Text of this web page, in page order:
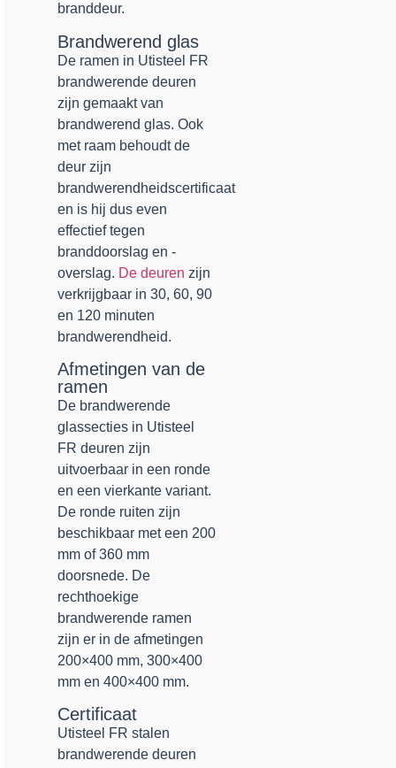
branddeur.
Brandwerend glas
De ramen in Utisteel FR
brandwerende deuren
zijn gemaakt van
brandwerend glas. Ook
met raam behoudt de
deur zijn
brandwerendheidscertificaat
en is hij dus even
effectief tegen
branddoorslag en -
overslag. De deuren zijn
verkrijgbaar in 30, 60, 90
en 120 minuten
brandwerendheid.
Afmetingen van de
ramen
De brandwerende
glassecties in Utisteel
FR deuren zijn
uitvoerbaar in een ronde
en een vierkante variant.
De ronde ruiten zijn
beschikbaar met een 200
mm of 360 mm
doorsnede. De
rechthoekige
brandwerende ramen
zijn er in de afmetingen
200×400 mm, 300×400
mm en 400×400 mm.
Certificaat
Utisteel FR stalen
brandwerende deuren